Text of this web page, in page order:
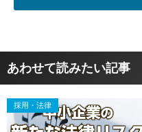
あわせて読みたい記事
採用・法律